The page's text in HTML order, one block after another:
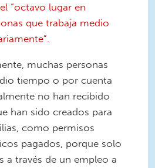
“octavo lugar en
que trabaja medio
muchas personas
tiempo o por cuenta
no han recibido
han sido creados para
como permisos
pagados, porque solo
a través de un empleo a